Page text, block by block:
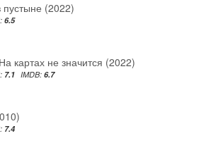
(2022)
6.5
картах не значится (2022)
7.1 IMDB: 6.7
7.4